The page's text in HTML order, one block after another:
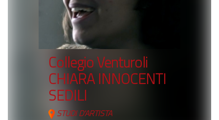
Collegio Venturoli
CHIARA INNOCENTI
SEDILI
STUDI D'ARTISTA